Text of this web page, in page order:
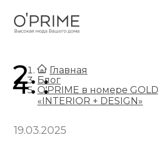
Главная
.
Блог
.
O'PRIME в номере
«INTERIOR + DESIGN»
19.03.2025